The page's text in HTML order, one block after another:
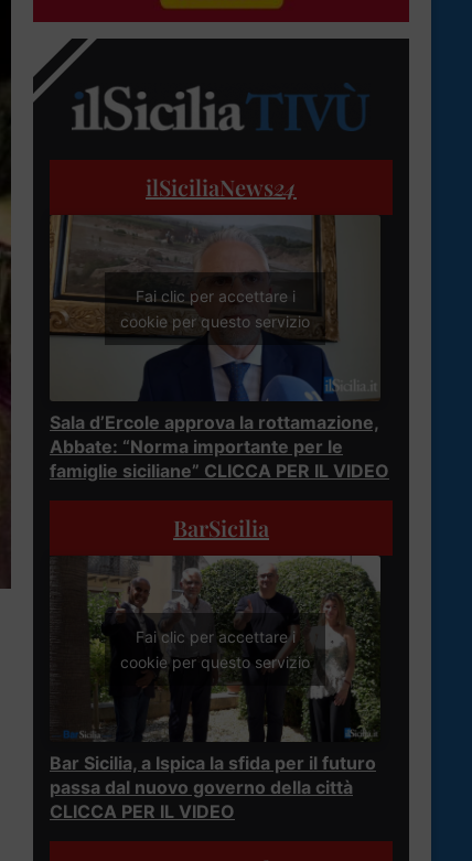
ilSiciliaNews24
Fai clic per accettare i
cookie per questo servizio
Sala d’Ercole approva la rottamazione,
Abbate: “Norma importante per le
famiglie siciliane” CLICCA PER IL VIDEO
BarSicilia
Fai clic per accettare i
cookie per questo servizio
Bar Sicilia, a Ispica la sfida per il futuro
passa dal nuovo governo della città
CLICCA PER IL VIDEO